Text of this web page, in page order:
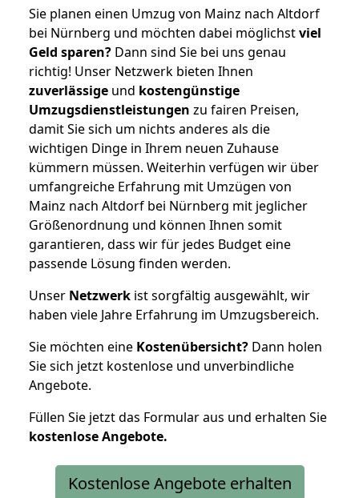
Sie planen einen Umzug von Mainz nach Altdorf
bei Nürnberg und möchten dabei möglichstviel
Geld sparen? Dann sind Sie bei uns genau
richtig! Unser Netzwerk bieten Ihnen
zuverlässige und kostengünstige
Umzugsdienstleistungen zu fairen Preisen,
damit Sie sich um nichts anderes als die
wichtigen Dinge in Ihrem neuen Zuhause
kümmern müssen. Weiterhin verfügen wir über
umfangreiche Erfahrung mit Umzügen von
Mainz nach Altdorf bei Nürnberg mit jeglicher
Größenordnung und können Ihnen somit
garantieren, dass wir für jedes Budget eine
passende Lösung finden werden.
Unser Netzwerk ist sorgfältig ausgewählt, wir
haben viele Jahre Erfahrung im Umzugsbereich.
Sie möchten eine Kostenübersicht? Dann holen
Sie sich jetzt kostenlose und unverbindliche
Angebote.
Füllen Sie jetzt das Formular aus und erhalten Sie
kostenloseAngebote.
Kostenlose Angebote erhalten